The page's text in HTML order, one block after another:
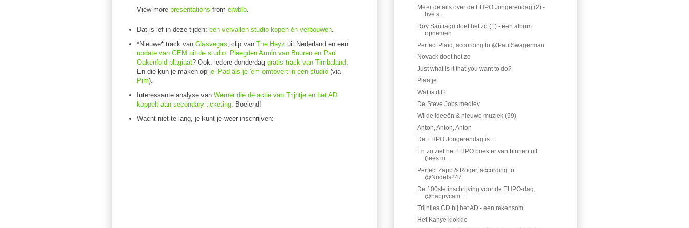
View more presentations from erwblo.
Dat is lef in deze tijden: een vervallen studio kopen én verbouwen.
*Nieuwe* track van Glasvegas, clip van The Heyz uit Nederland en een
update van GEM uit de studio. Pleegden Armin van Buuren en Paul
Oakenfold plagiaat? Ook: iedere donderdag gratis track van Timbaland.
En die kun je maken op je iPad als je 'em omtovert in een studio(via
Pim).
Interessante analyse van Werner die de actie van Trijntje en het AD
koppelt aan secondary ticketing. Boeiend!
Wacht niet te lang, je kunt je weer inschrijven:
Meer details over de EHPO Jongerendag (2) -
live s...
Roy Santiago doet het zo (1) - een album
opnemen
Perfect Plaid, according to @PaulSwagerman
Novack doet het zo
Just what is it that you want to do?
Plaatje
Wat is dit?
De Steve Jobs medley
Wilde ideeën & nieuwe muziek (99)
Anton, Anton, Anton
De EHPO Jongerendag is...
En zo ziet het EHPO boek er van binnen uit
(lees m...
Perfect Zapp & Roger, according to
@Nudels247
De 100ste inschrijving voor de EHPO-dag,
@happycam...
Trijntjes CD bij het AD - een rekensom
Het Kanye klokkie